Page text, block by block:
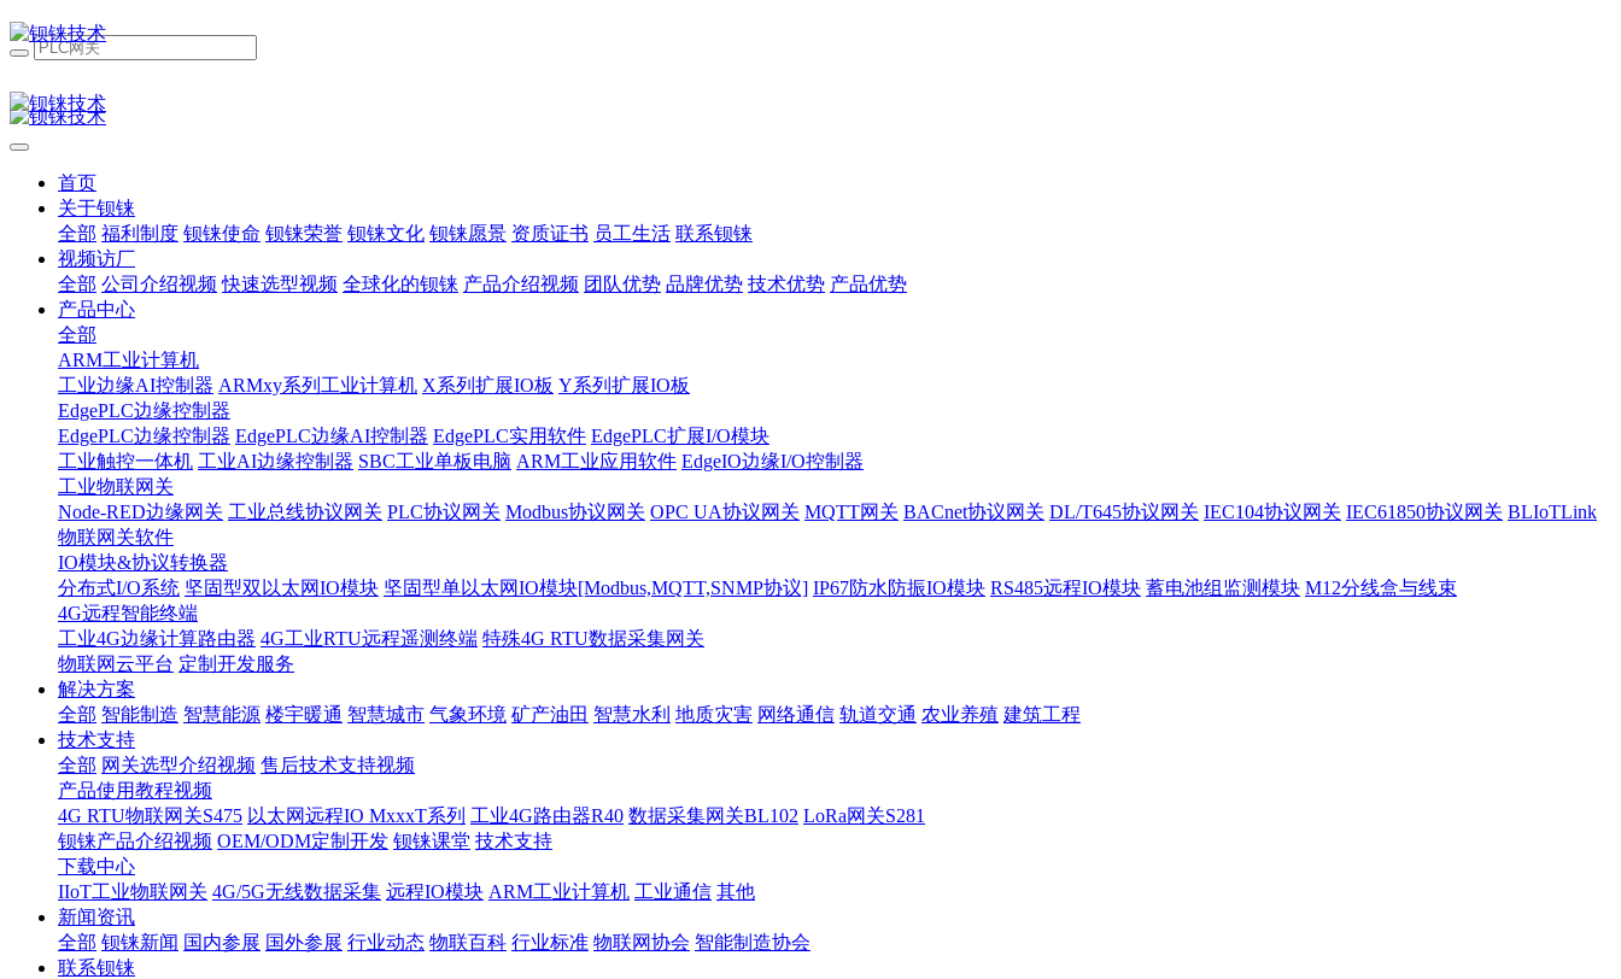
首页
关于钡铼
全部 福利制度 钡铼使命 钡铼荣誉 钡铼文化 钡铼愿景 资质证书 员工生活 联系钡铼
视频访厂
全部 公司介绍视频 快速选型视频 全球化的钡铼 产品介绍视频 团队优势 品牌优势 技术优势 产品优势
产品中心
全部
ARM工业计算机
工业边缘AI控制器 ARMxy系列工业计算机 X系列扩展IO板 Y系列扩展IO板
EdgePLC边缘控制器
EdgePLC边缘控制器 EdgePLC边缘AI控制器 EdgePLC实用软件 EdgePLC扩展I/O模块
工业触控一体机 工业AI边缘控制器 SBC工业单板电脑 ARM工业应用软件 EdgeIO边缘I/O控制器
工业物联网关
Node-RED边缘网关 工业总线协议网关 PLC协议网关 Modbus协议网关 OPC UA协议网关 MQTT网关 BACnet协议网关 DL/T645协议网关 IEC104协议网关 IEC61850协议网关 BLIoTLink
物联网关软件
IO模块&协议转换器
分布式I/O系统 坚固型双以太网IO模块 坚固型单以太网IO模块[Modbus,MQTT,SNMP协议] IP67防水防振IO模块 RS485远程IO模块 蓄电池组监测模块 M12分线盒与线束
4G远程智能终端
工业4G边缘计算路由器 4G工业RTU远程遥测终端 特殊4G RTU数据采集网关
物联网云平台 定制开发服务
解决方案
全部 智能制造 智慧能源 楼宇暖通 智慧城市 气象环境 矿产油田 智慧水利 地质灾害 网络通信 轨道交通 农业养殖 建筑工程
技术支持
全部 网关选型介绍视频 售后技术支持视频
产品使用教程视频
4G RTU物联网关S475 以太网远程IO MxxxT系列 工业4G路由器R40 数据采集网关BL102 LoRa网关S281
钡铼产品介绍视频 OEM/ODM定制开发 钡铼课堂 技术支持
下载中心
IIoT工业物联网关 4G/5G无线数据采集 远程IO模块 ARM工业计算机 工业通信 其他
新闻资讯
全部 钡铼新闻 国内参展 国外参展 行业动态 物联百科 行业标准 物联网协会 智能制造协会
联系钡铼